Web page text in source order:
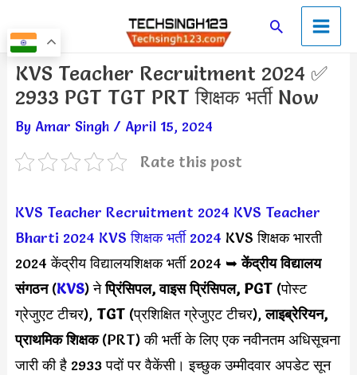
to
content
SearchMain
Menu
KVS Teacher Recruitment 2024 ✅
2933 PGT TGT PRT शिक्षक भर्ती Now
By Amar Singh / April 15, 2024
Rate this post
KVS Teacher Recruitment 2024 KVS Teacher
Bharti 2024 KVS शिक्षक भर्ती 2024 KVS शिक्षक भारती
2024 केंद्रीय विद्यालयशिक्षक भर्ती 2024 ➥केंद्रीय विद्यालय
संगठन(KVS) नेप्रिंसिपल, वाइस प्रिंसिपल, PGT(पोस्ट
ग्रेजुएट टीचर), TGT(प्रशिक्षित ग्रेजुएट टीचर),लाइब्रेरियन,
प्राथमिक शिक्षक(PRT) की भर्ती के लिए एक नवीनतम अधिसूचना
जारी की है 2933 पदों पर वैकेंसी। इच्छुक उम्मीदवार अपडेट सून
Post
navigation